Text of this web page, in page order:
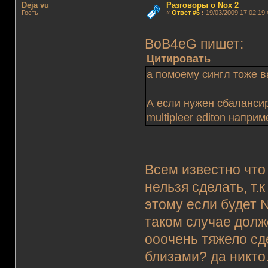
Deja vu
Гость
Разговоры о Nox 2
« Ответ #6: 19/03/2009 17:02:19
BoB4eG пишет:
Цитировать
а помоему сингл тоже
А если нужен
multipleer editon
Всем известно
нельзя сделать,
этому если будет
таком случае
ооочень тяжело
близами? да